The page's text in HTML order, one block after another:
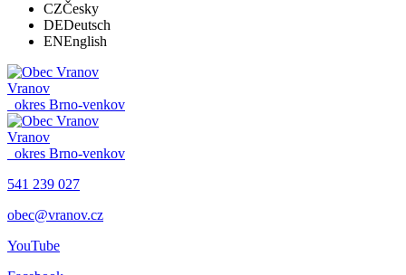
CZČesky
DEDeutsch
ENEnglish
Vranov
okres Brno-venkov
Vranov
okres Brno-venkov
541 239 027
obec@vranov.cz
YouTube